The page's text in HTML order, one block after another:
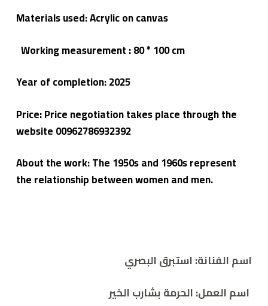
Materials used: Acrylic on canvas
Working measurement : 80 * 100 cm
Year of completion:2025
Price: Price negotiation takes place through the
website 00962786932392
About the work: The 1950s and 1960s represent
the relationship between women and men.
اسم الفنانة:استبرق البصري
اسم العمل:الحرمة بشارب الخير